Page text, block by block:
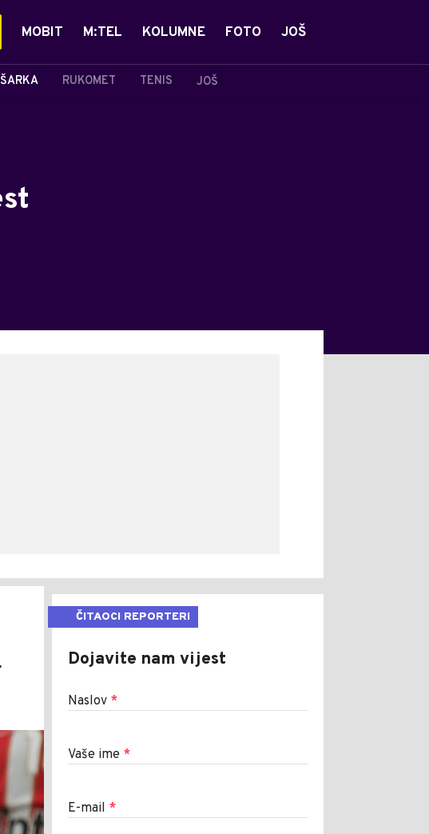
RUKOMET TENIS JOŠ
MOBIT M:TEL KOLUMNE FOTO JOŠ
ČITAOCI REPORTERI
Dojavite nam vijest
Naslov *
Vaše ime *
E-mail *